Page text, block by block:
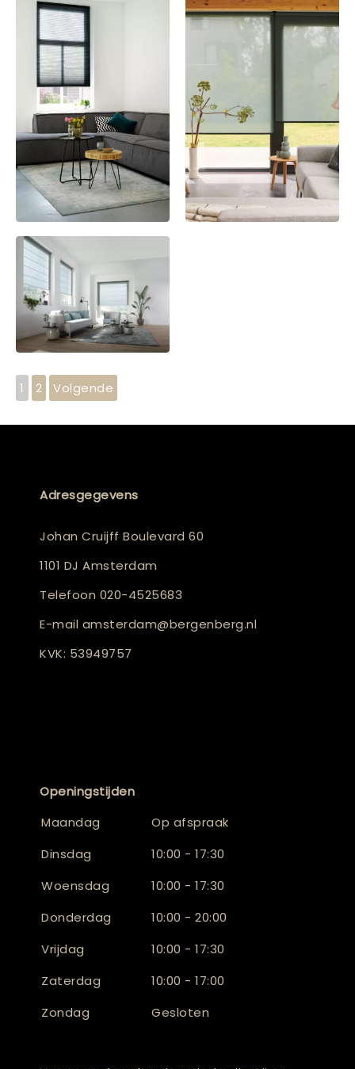
1 2 Volgende
Adresgegevens
Johan Cruijff Boulevard 60
1101 DJ Amsterdam
Telefoon 020-4525683
E-mail amsterdam@bergenberg.nl
KVK: 53949757
Openingstijden
Maandag
Op afspraak
Dinsdag
10:00 - 17:30
Woensdag
10:00 - 17:30
Donderdag
10:00 - 20:00
Vrijdag
10:00 - 17:30
Zaterdag
10:00 - 17:00
Zondag
Gesloten